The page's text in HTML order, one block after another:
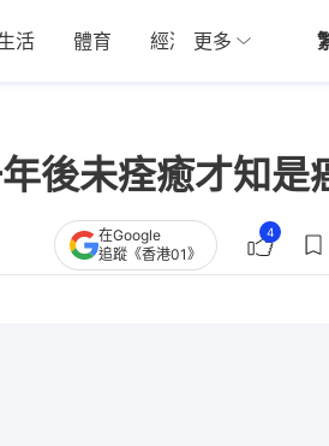
活 體育 經濟 01深圳
更多
後未痊癒才知是
在Google
追蹤《香港01》
4